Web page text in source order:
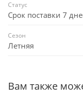
Статус
Срок поставки 7
Сезон
Летняя
Вам также